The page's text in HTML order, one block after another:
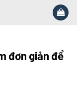
đơn giản để